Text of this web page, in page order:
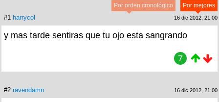
Por mejores
Por orden cronológico
#1 harrycol 16 dic 2012, 21:00
y mas tarde sentiras que tu ojo esta sangrando
7
#2 ravendamn 16 dic 2012, 21:00